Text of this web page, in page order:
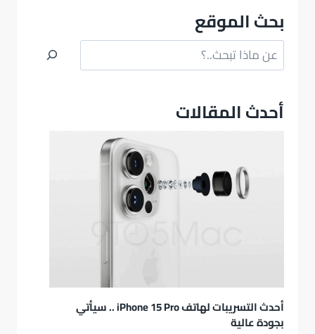
بحث الموقع
البحث
أحدث المقالات
أحدث التسريبات لهاتف iPhone 15 Pro .. سيأتي
بجودة عالية